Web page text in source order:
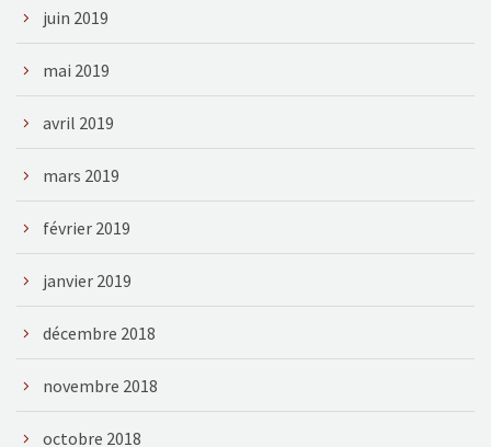
juin 2019
mai 2019
avril 2019
mars 2019
février 2019
janvier 2019
décembre 2018
novembre 2018
octobre 2018